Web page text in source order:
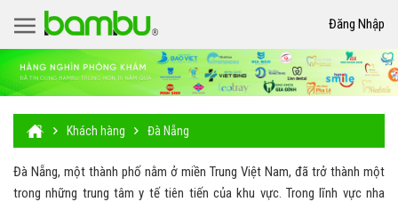
Đăng Nhập
Khách hàng Đà Nẵng
Đà Nẵng, một thành phố nằm ở miền Trung Việt Nam, đã trở thành một
trong những trung tâm y tế tiên tiến của khu vực. Trong lĩnh vực nha